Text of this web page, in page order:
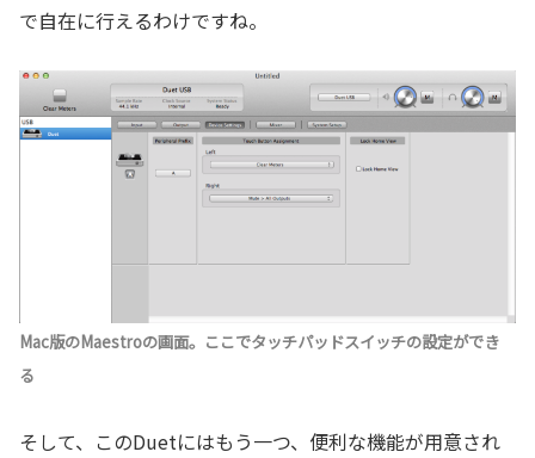
で自在に行えるわけですね。
Mac版のMaestroの画面。ここでタッチパッドスイッチの設定ができ
る
そして、このDuetにはもう一つ、便利な機能が用意され